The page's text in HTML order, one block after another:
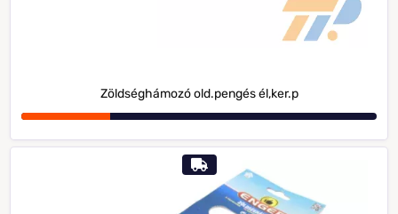
Zöldséghámozó old.pengés él,ker.p